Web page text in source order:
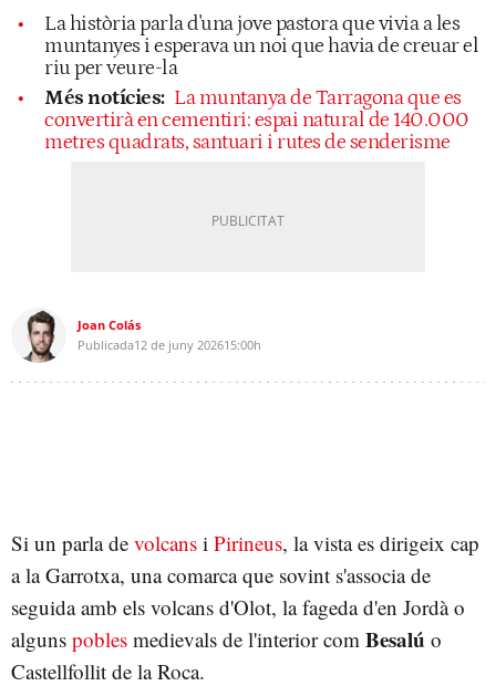
La història parla d'una jove pastora que vivia a les
muntanyes i esperava un noi que havia de creuar el
riu per veure-la
Més notícies: La muntanya de Tarragona que es
convertirà en cementiri: espai natural de 140.000
metres quadrats, santuari i rutes de senderisme
Joan Colás
Publicada12 de juny 202615:00h
Si un parla de volcans i Pirineus, la vista es dirigeix cap
a la Garrotxa, una comarca que sovint s'associa de
seguida amb els volcans d'Olot, la fageda d'en Jordà o
alguns pobles medievals de l'interior com Besalú o
Castellfollit de la Roca.